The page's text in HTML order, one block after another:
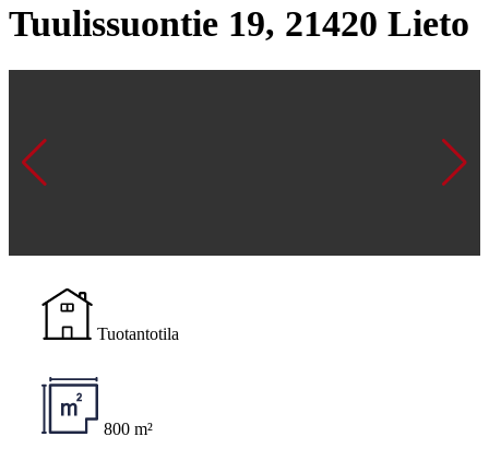
Tuulissuontie 19, 21420 Lieto
Tuotantotila
800 m²